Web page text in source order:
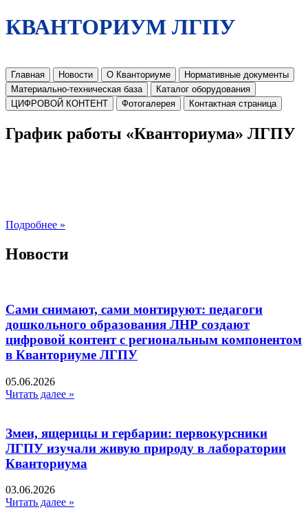
КВАНТОРИУМ ЛГПУ
Главная Новости О Кванториуме
Нормативные документы
Материально-техническая база
Каталог оборудования
ЦИФРОВОЙ КОНТЕНТ
Фотогалерея Контактная страница
График работы «Кванториума» ЛГПУ
Подробнее »
Новости
Сами снимают, сами монтируют: педагоги
дошкольного образования ЛНР создают
цифровой контент с региональным компонентом
в Кванториуме ЛГПУ​
05.06.2026
Читать далее »
Змеи, ящерицы и гербарии: первокурсники
ЛГПУ изучали живую природу в лаборатории
Кванториума
03.06.2026
Читать далее »